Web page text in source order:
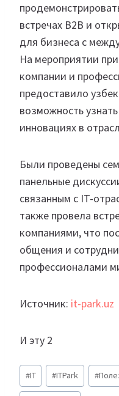
встречах B2B и
для бизнеса с
На мероприятии
компании и
предоставило
возможность
инновациях в
Были проведены
панельные
связанным с IT-
также провела
компаниями, что
общения и
профессионалами
Источник: it-park.uz
И эту 2
Метки
записи:
#IT #ITPark #